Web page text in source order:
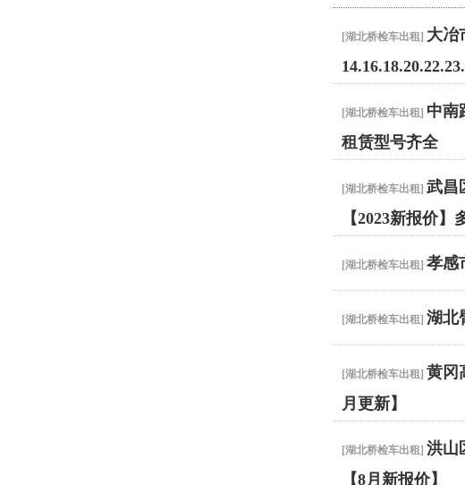
[湖北桥检车出租 ] 大冶
[湖北桥检车出租 ] 中南
租赁型号齐全
[湖北桥检车出租 ] 武昌
【2023新报价】
[湖北桥检车出租 ] 孝感
[湖北桥检车出租 ] 湖北
[湖北桥检车出租 ] 黄冈
月更新】
[湖北桥检车出租 ] 洪山
【8月新报价】